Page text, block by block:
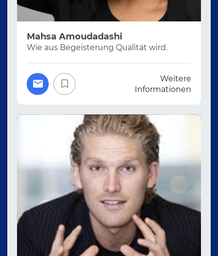
Mahsa Amoudadashi
Wie aus Begeisterung Qualität wird.
Weitere
Informationen